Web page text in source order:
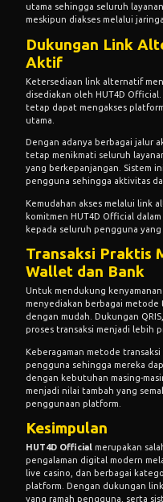
utama sehingga seluruh
meskipun diakses melalui
Dukungan Link
Aktif
Ketersediaan link alternatif
disediakan oleh HUT4D
tetap dapat mengakses
utama.
Dengan adanya berbagai jalur
tetap menikmati seluruh
yang berkepanjangan. Sistem
pengguna sehingga aktivitas
Kemudahan akses melalui link
komitmen HUT4D Official
kepada seluruh pengguna
Transaksi Praktis
Wallet dan Bank
Untuk mendukung
menyediakan berbagai metode
dengan mudah. Dukungan
proses transaksi menjadi lebih
Keberagaman metode
pengguna sehingga mereka
dengan kebutuhan masing-
menjadi nilai tambah yang
penggunaan platform.
Kesimpulan
HUT4D Official merupakan
pengalaman digital modern
live casino, dan berbagai
platform. Dengan dukungan
yang ramah pengguna, serta